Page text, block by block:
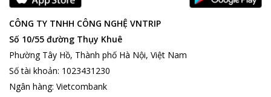
CÔNG TY TNHH CÔNG NGHỆ VNTRIP
Số 10/55 đường Thụy Khuê
Phường Tây Hồ, Thành phố Hà Nội, Việt Nam
Số tài khoản: 1023431230
Ngân hàng: Vietcombank